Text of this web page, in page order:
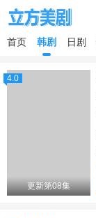
首页 韩剧 日剧
4.0
更新第08集